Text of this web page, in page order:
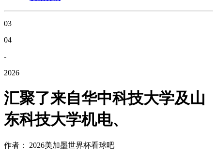
03
04
-
2026
汇聚了来自华中科技大学及山
东科技大学机电、
作者： 2026美加墨世界杯看球吧